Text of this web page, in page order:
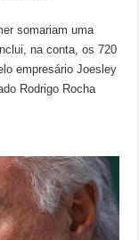
somariam uma
na conta, os 720
empresário Joesley
Rodrigo Rocha